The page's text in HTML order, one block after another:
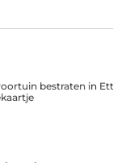
bestraten in